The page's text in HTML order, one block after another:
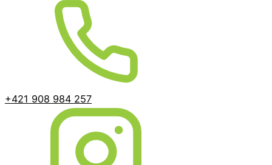
+421 908 984 257